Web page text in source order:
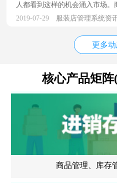
人都看到这样的机会涌入市场。
2019-07-29 服装店管理系统资
更多
核心产品矩
商品管理、库存